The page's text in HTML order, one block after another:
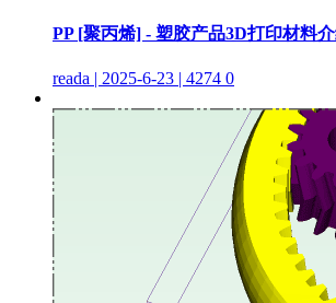
PP [聚丙烯] - 塑胶产品3D打印材料
reada | 2025-6-23 | 4274 0